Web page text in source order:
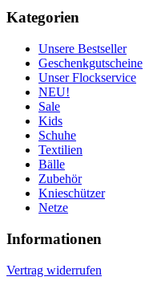
Kategorien
Unsere Bestseller
Geschenkgutscheine
Unser Flockservice
NEU!
Sale
Kids
Schuhe
Textilien
Bälle
Zubehör
Knieschützer
Netze
Informationen
Vertrag widerrufen